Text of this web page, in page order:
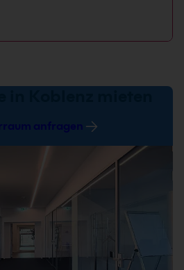
Koblenz mieten